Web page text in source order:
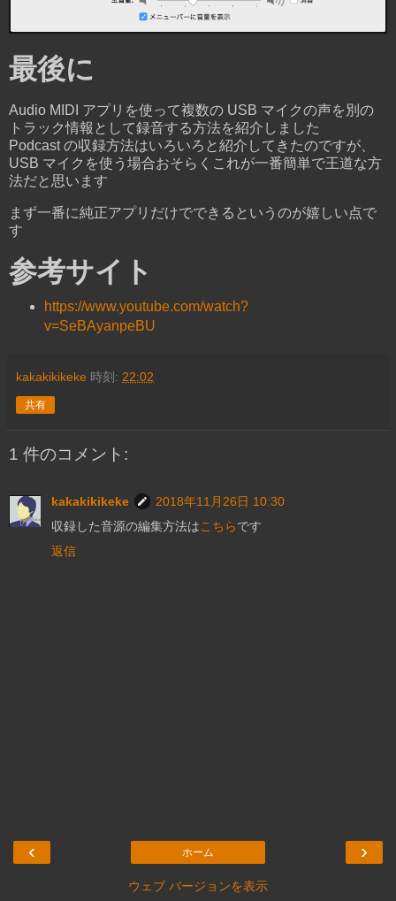
最後に
Audio MIDI アプリを使って複数の USB マイクの声を別の
トラック情報として録音する方法を紹介しました
Podcast の収録方法はいろいろと紹介してきたのですが、
USB マイクを使う場合おそらくこれが一番簡単で王道な方
法だと思います
まず一番に純正アプリだけでできるというのが嬉しい点で
す
参考サイト
https://www.youtube.com/watch?
v=SeBAyanpeBU
kakakikikeke 時刻: 22:02
共有
1 件のコメント:
kakakikikeke
2018年11月26日 10:30
収録した音源の編集方法はこちらです
返信
‹ ›
ホーム
ウェブ バージョンを表示